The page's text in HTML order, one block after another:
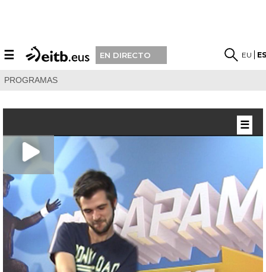
☰ EN DIRECTO EU
PROGRAMAS
☰